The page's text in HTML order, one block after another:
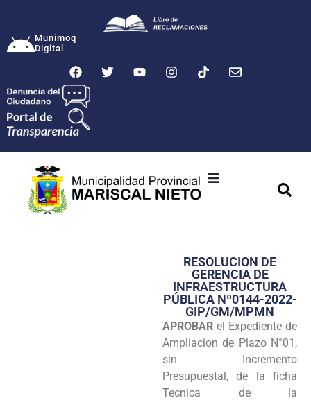
Munimoq
Digital
Transparencia
Seguridad
Programas
Intranet
RESOLUCION DE
GERENCIA DE
INFRAESTRUCTURA
PÚBLICA Nº0144-2022-
GIP/GM/MPMN
APROBAR el Expediente de
Ampliacion de Plazo N°01,
sin Incremento
Presupuestal, de la ficha
Tecnica de la